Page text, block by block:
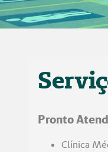
Pronto
Clínica